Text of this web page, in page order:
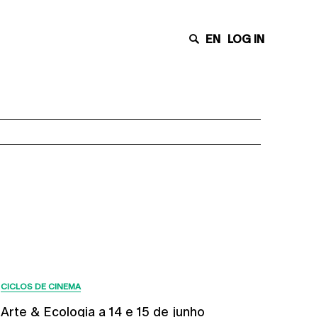
EN LOG IN
CICLOS DE CINEMA
Arte & Ecologia a 14 e 15 de junho